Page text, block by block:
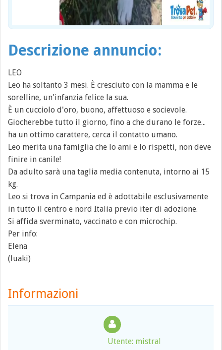
Descrizione annuncio:
LEO
Leo ha soltanto 3 mesi. È cresciuto con la mamma e le
sorelline, un'infanzia felice la sua.
È un cucciolo d'oro, buono, affettuoso e socievole.
Giocherebbe tutto il giorno, fino a che durano le forze...
ha un ottimo carattere, cerca il contatto umano.
Leo merita una famiglia che lo ami e lo rispetti, non deve
finire in canile!
Da adulto sarà una taglia media contenuta, intorno ai 15
kg.
Leo si trova in Campania ed è adottabile esclusivamente
in tutto il centro e nord Italia previo iter di adozione.
Si affida sverminato, vaccinato e con microchip.
Per info:
Elena
(luaki)
Informazioni
Utente: mistral